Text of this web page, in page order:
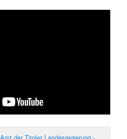
Amt der Tiroler Landesregierung -